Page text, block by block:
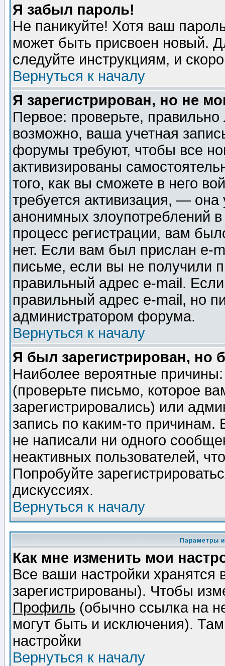
Я забыл пароль!
Не паникуйте! Хотя ваш
может быть присвоен новый.
следуйте инструкциям, и
Вернуться к началу
Я зарегистрирован, но не
Первое: проверьте,
возможно, ваша учетная
форумы требуют, чтобы все
активизированы
того, как вы сможете в него
требуется активизация, —
анонимных злоупотреблений
процесс регистрации, вам
нет. Если вам был прислан e-
письме, если вы не получили
правильный адрес e-mail.
правильный адрес e-mail, но
администратором форума.
Вернуться к началу
Я был зарегистрирован, но
Наиболее вероятные
(проверьте письмо, которое
зарегистрировались) или
запись по каким-то
не написали ни одного
неактивных пользователей,
Попробуйте
дискуссиях.
Вернуться к началу
Параметры
Как мне изменить мои
Все ваши настройки
зарегистрированы). Чтобы
Профиль (обычно ссылка на
могут быть и исключения).
настройки
Вернуться к началу